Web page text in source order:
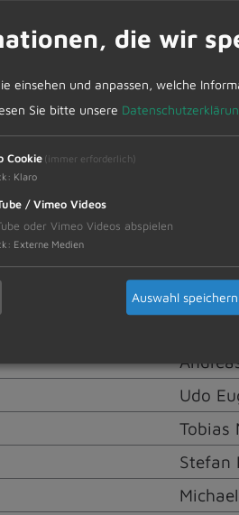
Udo
Tobias
Stefan
die wir
einsehen und anpassen, welche
Sie bitte unsere
Cookie (immer erforderlich)
: Klaro
/ Vimeo Videos
oder Vimeo Videos abspielen
: Externe Medien
Auswahl speichern